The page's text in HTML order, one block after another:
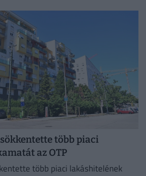
több piaci
az OTP
több piaci lakáshitelének